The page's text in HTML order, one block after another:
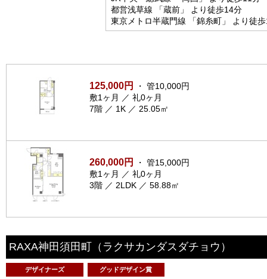
都営浅草線 「蔵前」 より徒歩14分
東京メトロ半蔵門線 「錦糸町」 より徒
125,000円
・ 管10,000円
敷1ヶ月 ／ 礼0ヶ月
7階 ／ 1K ／ 25.05㎡
260,000円
・ 管15,000円
敷1ヶ月 ／ 礼0ヶ月
3階 ／ 2LDK ／ 58.88㎡
RAXA神田須田町 （ラクサカンダスダチョウ）
デザイナーズ グッドデザイン賞